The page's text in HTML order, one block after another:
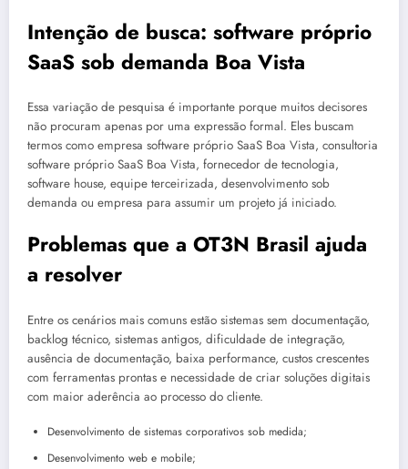
Intenção de busca: software próprio
SaaS sob demanda Boa Vista
Essa variação de pesquisa é importante porque muitos decisores
não procuram apenas por uma expressão formal. Eles buscam
termos como empresa software próprio SaaS Boa Vista, consultoria
software próprio SaaS Boa Vista, fornecedor de tecnologia,
software house, equipe terceirizada, desenvolvimento sob
demanda ou empresa para assumir um projeto já iniciado.
Problemas que a OT3N Brasil ajuda
a resolver
Entre os cenários mais comuns estão sistemas sem documentação,
backlog técnico, sistemas antigos, dificuldade de integração,
ausência de documentação, baixa performance, custos crescentes
com ferramentas prontas e necessidade de criar soluções digitais
com maior aderência ao processo do cliente.
Desenvolvimento de sistemas corporativos sob medida;
Desenvolvimento web e mobile;